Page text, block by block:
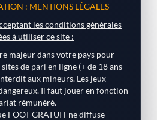
: MENTIONS LÉGALES
les conditions générales
à utiliser ce site :
majeur dans votre pays pour
de pari en ligne (+ de 18 ans
aux mineurs. Les jeux
Il faut jouer en fonction
rémunéré.
FOOT GRATUIT ne diffuse